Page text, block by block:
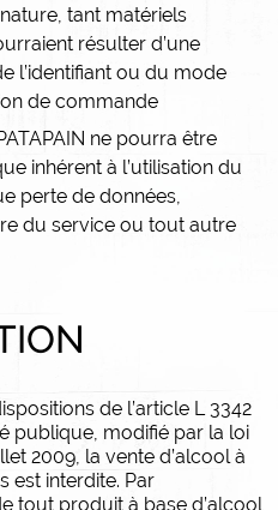
tant matériels
résulter d’une
l’identifiant ou du mode
de commande
ne pourra être
inhérent à l’utilisation du
perte de données,
du service ou tout autre
de l’article L 3342
publique, modifié par la loi
2009, la vente d’alcool à
est interdite. Par
tout produit à base d’alcool